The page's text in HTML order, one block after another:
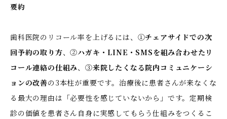
要約
歯科医院のリコール率を上げるには、①チェアサイドでの次
回予約の取り方、②ハガキ・LINE・SMSを組み合わせたリ
コール連絡の仕組み、③来院したくなる院内コミュニケーシ
ョンの改善の3本柱が重要です。治療後に患者さんが来なくな
る最大の理由は「必要性を感じていないから」です。定期検
診の価値を患者さん自身に実感してもらう仕組みをつくるこ